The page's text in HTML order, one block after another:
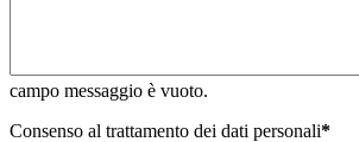
campo messaggio è vuoto.
Consenso al trattamento dei dati personali*